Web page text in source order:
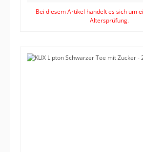
Bei diesem Artikel handelt es sich um
Altersprüfung.